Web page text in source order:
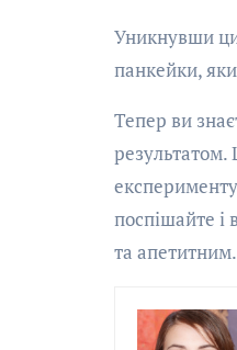
Уникнувши
панкейки,
Тепер ви
результатом.
поспішайте і
та апетитним.